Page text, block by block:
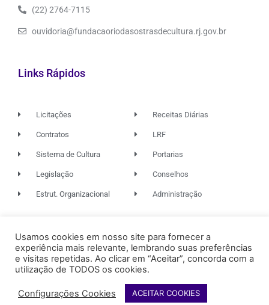
(22) 2764-7115
ouvidoria@fundacaoriodasostrasdecultura.rj.gov.br
Links Rápidos
Licitações
Contratos
Sistema de Cultura
Legislação
Estrut. Organizacional
Receitas Diárias
LRF
Portarias
Conselhos
Administração
© 2026. TODOS OS DIREITOS RESERVADOS.
FUNDAÇÃO RIO DAS OSTRAS DE CULTURA
Usamos cookies em nosso site para fornecer a
experiência mais relevante, lembrando suas preferências
e visitas repetidas. Ao clicar em “Aceitar”, concorda com a
utilização de TODOS os cookies.
Configurações Cookies ACEITAR COOKIES